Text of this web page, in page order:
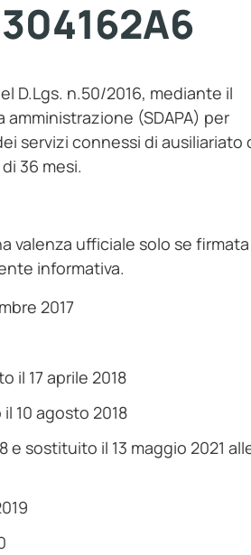
D.Lgs. n.50/2016, mediante il
(SDAPA) per
servizi connessi di ausiliariato
36 mesi.
valenza ufficiale solo se firmata
informativa.
2017
il 17 aprile 2018
10 agosto 2018
e sostituito il 13 maggio 2021